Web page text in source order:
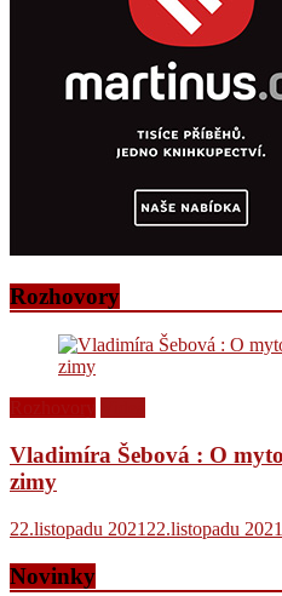
Rozhovory
Vladimíra Šebová : O
zimy
22.listopadu 2021 22.listopadu 2021
Novinky